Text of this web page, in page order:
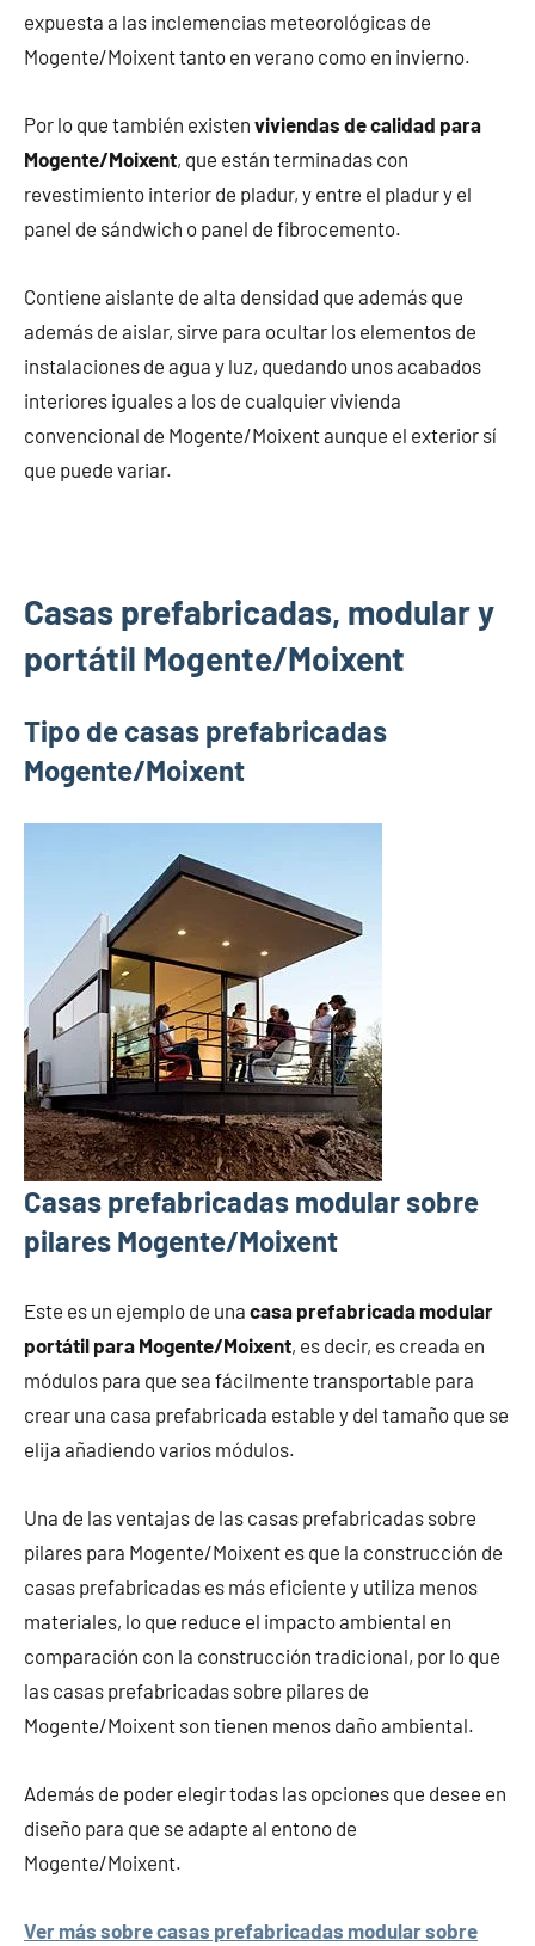
expuesta a las inclemencias meteorológicas de
Mogente/Moixent tanto en verano como en invierno.
Por lo que también existen viviendas de calidad para
Mogente/Moixent, que están terminadas con
revestimiento interior de pladur, y entre el pladur y el
panel de sándwich o panel de fibrocemento.
Contiene aislante de alta densidad que además que
además de aislar, sirve para ocultar los elementos de
instalaciones de agua y luz, quedando unos acabados
interiores iguales a los de cualquier vivienda
convencional de Mogente/Moixent aunque el exterior sí
que puede variar.
Casas prefabricadas, modular y
portátil Mogente/Moixent
Tipo de casas prefabricadas
Mogente/Moixent
Casas prefabricadas modular sobre
pilares Mogente/Moixent
Este es un ejemplo de una casa prefabricada modular
portátil para Mogente/Moixent, es decir, es creada en
módulos para que sea fácilmente transportable para
crear una casa prefabricada estable y del tamaño que se
elija añadiendo varios módulos.
Una de las ventajas de las casas prefabricadas sobre
pilares para Mogente/Moixent es que la construcción de
casas prefabricadas es más eficiente y utiliza menos
materiales, lo que reduce el impacto ambiental en
comparación con la construcción tradicional, por lo que
las casas prefabricadas sobre pilares de
Mogente/Moixent son tienen menos daño ambiental.
Además de poder elegir todas las opciones que desee en
diseño para que se adapte al entono de
Mogente/Moixent.
Ver más sobre casas prefabricadas modular sobre